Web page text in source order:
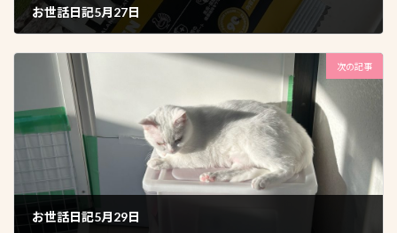
お世話日記5月27日
次の記事
お世話日記5月29日